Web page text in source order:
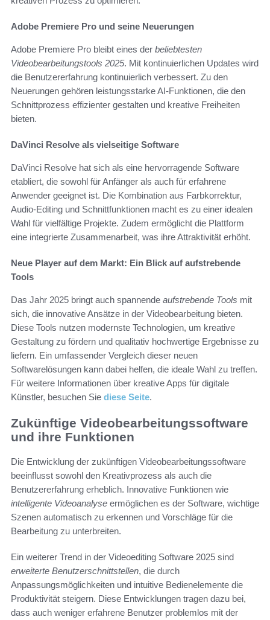
Adobe Premiere Pro und seine Neuerungen
Adobe Premiere Pro bleibt eines der beliebtesten
Videobearbeitungstools 2025. Mit kontinuierlichen Updates wird
die Benutzererfahrung kontinuierlich verbessert. Zu den
Neuerungen gehören leistungsstarke AI-Funktionen, die den
Schnittprozess effizienter gestalten und kreative Freiheiten
bieten.
DaVinci Resolve als vielseitige Software
DaVinci Resolve hat sich als eine hervorragende Software
etabliert, die sowohl für Anfänger als auch für erfahrene
Anwender geeignet ist. Die Kombination aus Farbkorrektur,
Audio-Editing und Schnittfunktionen macht es zu einer idealen
Wahl für vielfältige Projekte. Zudem ermöglicht die Plattform
eine integrierte Zusammenarbeit, was ihre Attraktivität erhöht.
Neue Player auf dem Markt: Ein Blick auf aufstrebende
Tools
Das Jahr 2025 bringt auch spannende aufstrebende Tools mit
sich, die innovative Ansätze in der Videobearbeitung bieten.
Diese Tools nutzen modernste Technologien, um kreative
Gestaltung zu fördern und qualitativ hochwertige Ergebnisse zu
liefern. Ein umfassender Vergleich dieser neuen
Softwarelösungen kann dabei helfen, die ideale Wahl zu treffen.
Für weitere Informationen über kreative Apps für digitale
Künstler, besuchen Sie diese Seite.
Zukünftige Videobearbeitungssoftware
und ihre Funktionen
Die Entwicklung der zukünftigen Videobearbeitungssoftware
beeinflusst sowohl den Kreativprozess als auch die
Benutzererfahrung erheblich. Innovative Funktionen wie
intelligente Videoanalyse ermöglichen es der Software, wichtige
Szenen automatisch zu erkennen und Vorschläge für die
Bearbeitung zu unterbreiten.
Ein weiterer Trend in der Videoediting Software 2025 sind
erweiterte Benutzerschnittstellen, die durch
Anpassungsmöglichkeiten und intuitive Bedienelemente die
Produktivität steigern. Diese Entwicklungen tragen dazu bei,
dass auch weniger erfahrene Benutzer problemlos mit der